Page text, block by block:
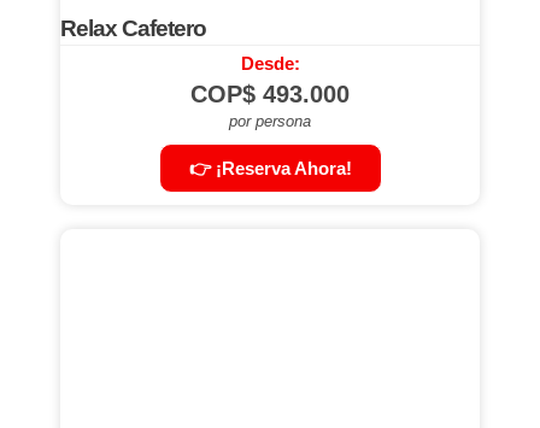
Relax Cafetero
Desde:
COP$ 493.000
por persona
👉 ¡Reserva Ahora!